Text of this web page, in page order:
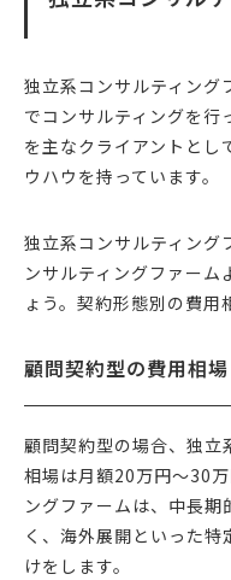
独立系コンサルティング
でコンサルティングを行
を主なクライアントとし
ウハウを持っています。
独立系コンサルティング
ンサルティングファーム
ょう。契約形態別の費用
顧問契約型の費用相
顧問契約型の場合、独立
相場は月額20万円〜30
ングファームは、中長
く、海外展開といった
けをします。